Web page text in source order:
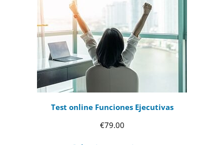
Test online Funciones Ejecutivas
€79.00